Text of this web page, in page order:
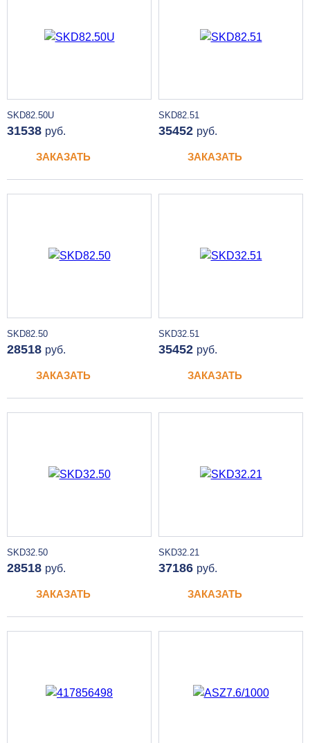
SKD82.50U
31538 руб.
ЗАКАЗАТЬ
SKD82.51
35452 руб.
ЗАКАЗАТЬ
SKD82.50
28518 руб.
ЗАКАЗАТЬ
SKD32.51
35452 руб.
ЗАКАЗАТЬ
SKD32.50
28518 руб.
ЗАКАЗАТЬ
SKD32.21
37186 руб.
ЗАКАЗАТЬ